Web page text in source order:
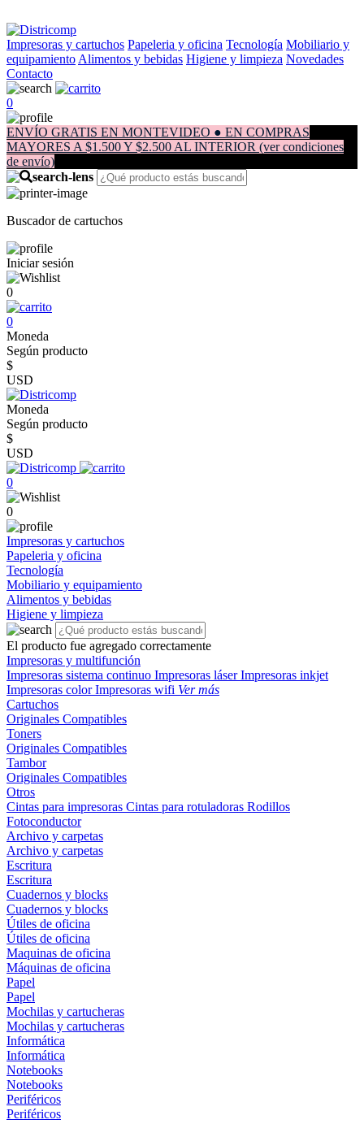
Impresoras y cartuchos Papeleria y oficina Tecnología Mobiliario y
equipamiento Alimentos y bebidas Higiene y limpieza Novedades
Contacto
0
ENVÍO GRATIS EN MONTEVIDEO ● EN COMPRAS
MAYORES A $1.500 Y $2.500 AL INTERIOR (ver condiciones
de envío)
Buscador de cartuchos
Iniciar sesión
0
0
Moneda
Según producto
$
USD
Moneda
Según producto
$
USD
0
0
Impresoras y cartuchos
Papeleria y oficina
Tecnología
Mobiliario y equipamiento
Alimentos y bebidas
Higiene y limpieza
El producto fue agregado correctamente
Impresoras y multifunción
Impresoras sistema continuo Impresoras láserImpresoras inkjet
Impresoras colorImpresoras wifi Ver más
Cartuchos
Originales Compatibles
Toners
Originales Compatibles
Tambor
Originales Compatibles
Otros
Cintas para impresoras Cintas para rotuladoras Rodillos
Fotoconductor
Archivo y carpetas
Archivo y carpetas
Escritura
Escritura
Cuadernos y blocks
Cuadernos y blocks
Útiles de oficina
Útiles de oficina
Maquinas de oficina
Máquinas de oficina
Papel
Papel
Mochilas y cartucheras
Mochilas y cartucheras
Informática
Informática
Notebooks
Notebooks
Periféricos
Periféricos